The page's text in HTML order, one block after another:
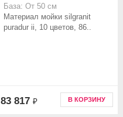
База: От 50 см
Материал мойки silgranit
puradur ii, 10 цветов, 86..
83 817 ₽ В КОРЗИНУ